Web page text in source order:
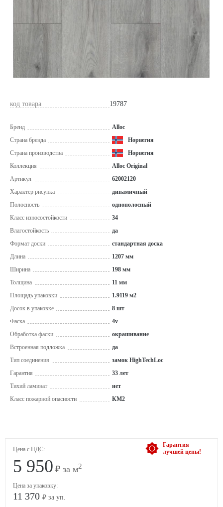
код товара 19787
Бренд
Alloc
Страна бренда
Норвегия
Страна производства
Норвегия
Коллекция
Alloc Original
Артикул
62002120
Характер рисунка
динамичный
Полосность
однополосный
Класс износостойкости
34
Влагостойкость
да
Формат доски
стандартная доска
Длина
1207 мм
Ширина
198 мм
Толщина
11 мм
Площадь упаковки
1.9119 м2
Досок в упаковке
8 шт
Фаска
4v
Обработка фаски
окрашивание
Встроенная подложка
да
Тип соединения
замок HighTechLoc
Гарантия
33 лет
Тихий ламинат
нет
Класс пожарной опасности
КМ2
Гарантия
лучшей цены!
Цена с НДС:
5 950 ₽ за м2
Цена за упаковку:
11 370 ₽ за уп.